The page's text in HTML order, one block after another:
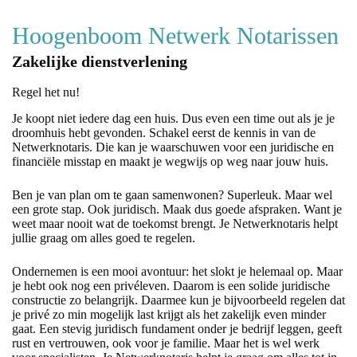
Hoogenboom Netwerk Notarissen
Zakelijke dienstverlening
Regel het nu!
Je koopt niet iedere dag een huis. Dus even een time out als je je
droomhuis hebt gevonden. Schakel eerst de kennis in van de
Netwerknotaris. Die kan je waarschuwen voor een juridische en
financiële misstap en maakt je wegwijs op weg naar jouw huis.
Ben je van plan om te gaan samenwonen? Superleuk. Maar wel
een grote stap. Ook juridisch. Maak dus goede afspraken. Want je
weet maar nooit wat de toekomst brengt. Je Netwerknotaris helpt
jullie graag om alles goed te regelen.
Ondernemen is een mooi avontuur: het slokt je helemaal op. Maar
je hebt ook nog een privéleven. Daarom is een solide juridische
constructie zo belangrijk. Daarmee kun je bijvoorbeeld regelen dat
je privé zo min mogelijk last krijgt als het zakelijk even minder
gaat. Een stevig juridisch fundament onder je bedrijf leggen, geeft
rust en vertrouwen, ook voor je familie. Maar het is wel werk